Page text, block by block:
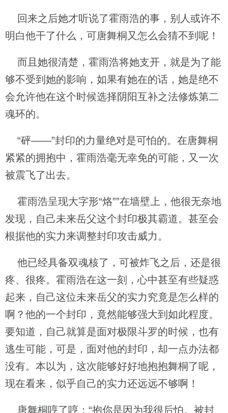
回来之后她才听说了霍雨浩的事，别人或许不
明白他干了什么，可唐舞桐又怎么会猜不到呢！
而且她很清楚，霍雨浩将她支开，就是为了能
够不受到她的影响，如果有她在的话，她是绝不
会允许他在这个时候选择阴阳互补之法修炼第二
魂环的。
“砰——”封印的力量绝对是可怕的。在唐舞桐
紧紧的拥抱中，霍雨浩毫无幸免的可能，又一次
被震飞了出去。
霍雨浩呈现大字形“烙””在墙壁上，他很无奈地
发现，自己未来岳父这个封印极其霸道。甚至会
根据他的实力来调整封印攻击威力。
他已经具备双魂核了，可被炸飞之后，还是很
疼、很疼。霍雨浩在这一刻，心中甚至有些疑惑
起来，自己这位未来岳父的实力究竟是怎么样的
啊？他的一个封印，竟然能够强大到如此程度。
要知道，自己就算是面对极限斗罗的时候，也有
逃生可能，可是，面对他的封印，却一点办法都
没有。本以为，这次能够好好地抱抱舞桐了呢，
现在看来，似乎自己的实力还远远不够啊！
唐舞桐哼了哼：“抱你是因为我很后怕。被封